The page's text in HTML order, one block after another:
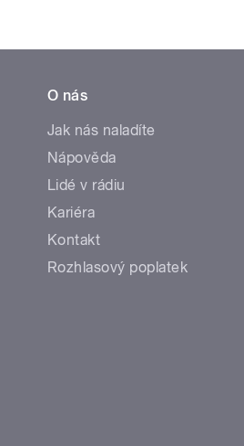
O nás
Jak nás naladíte
Nápověda
Lidé v rádiu
Kariéra
Kontakt
Rozhlasový poplatek